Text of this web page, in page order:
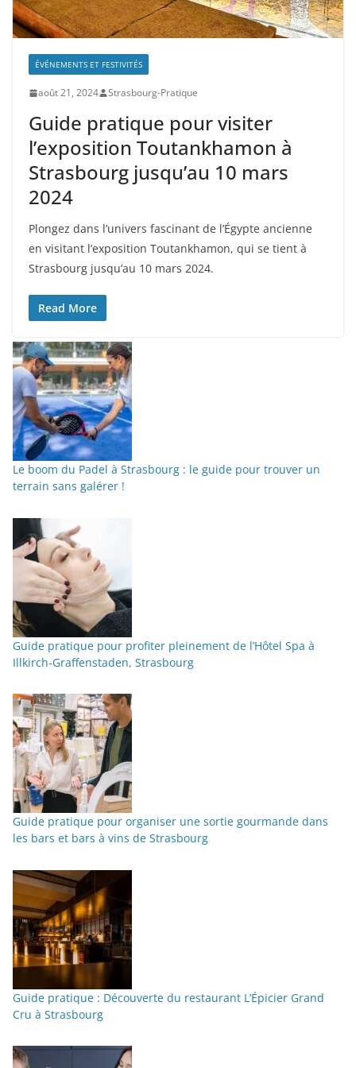
ÉVÉNEMENTS ET FESTIVITÉS
août 21, 2024 Strasbourg-Pratique
Guide pratique pour visiter
l’exposition Toutankhamon à
Strasbourg jusqu’au 10 mars
2024
Plongez dans l’univers fascinant de l’Égypte ancienne
en visitant l’exposition Toutankhamon, qui se tient à
Strasbourg jusqu’au 10 mars 2024.
Read More
Le boom du Padel à Strasbourg : le guide pour trouver un
terrain sans galérer !
Guide pratique pour profiter pleinement de l’Hôtel Spa à
Illkirch-Graffenstaden, Strasbourg
Guide pratique pour organiser une sortie gourmande dans
les bars et bars à vins de Strasbourg
Guide pratique : Découverte du restaurant L’Épicier Grand
Cru à Strasbourg